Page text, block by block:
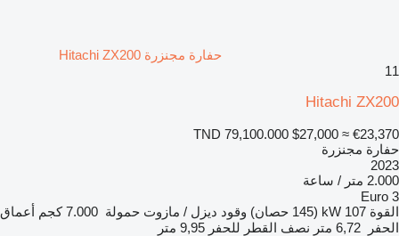
حفارة مجنزرة Hitachi ZX200
11
Hitachi ZX200
TND 79,100.000 $27,000 ≈ €23,370
حفارة مجنزرة
2023
2.000 متر / ساعة
Euro 3
القوة 107 kW (145 حصان) وقود ديزل / مازوت حمولة 7.000 كجم
أعماق
الحفر
6,72 متر نصف القطر للحفر 9,95 متر